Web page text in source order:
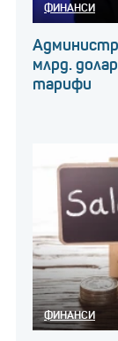
ФИНАНСИ
млрд.
тарифи
ФИНАНСИ